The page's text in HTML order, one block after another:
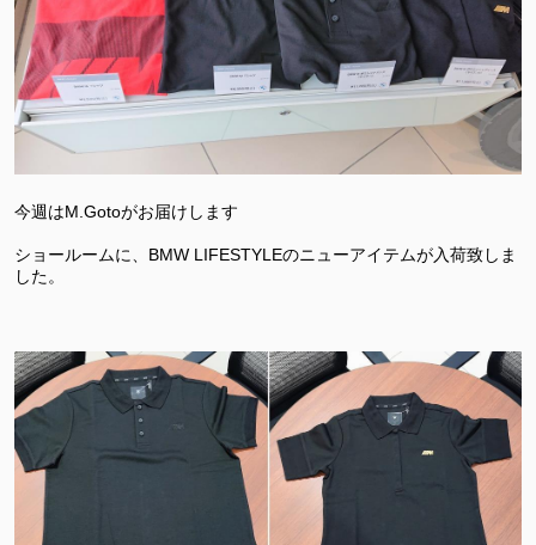
今週はM.Gotoがお届けします
ショールームに、BMW LIFESTYLEのニューアイテムが入荷致しま
した。